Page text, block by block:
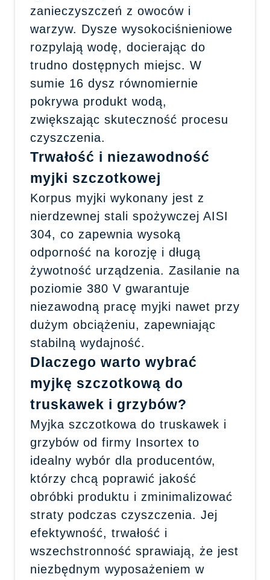
zanieczyszczeń z owoców i
warzyw. Dysze wysokociśnieniowe
rozpylają wodę, docierając do
trudno dostępnych miejsc. W
sumie 16 dysz równomiernie
pokrywa produkt wodą,
zwiększając skuteczność procesu
czyszczenia.
Trwałość i niezawodność
myjki szczotkowej
Korpus myjki wykonany jest z
nierdzewnej stali spożywczej AISI
304, co zapewnia wysoką
odporność na korozję i długą
żywotność urządzenia. Zasilanie na
poziomie 380 V gwarantuje
niezawodną pracę myjki nawet przy
dużym obciążeniu, zapewniając
stabilną wydajność.
Dlaczego warto wybrać
myjkę szczotkową do
truskawek i grzybów?
Myjka szczotkowa do truskawek i
grzybów od firmy Insortex to
idealny wybór dla producentów,
którzy chcą poprawić jakość
obróbki produktu i zminimalizować
straty podczas czyszczenia. Jej
efektywność, trwałość i
wszechstronność sprawiają, że jest
niezbędnym wyposażeniem w